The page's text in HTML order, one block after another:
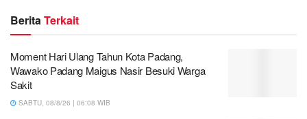
Berita Terkait
Moment Hari Ulang Tahun Kota Padang,
Wawako Padang Maigus Nasir Besuki Warga
Sakit
SABTU, 08/8/26 | 06:08 WIB